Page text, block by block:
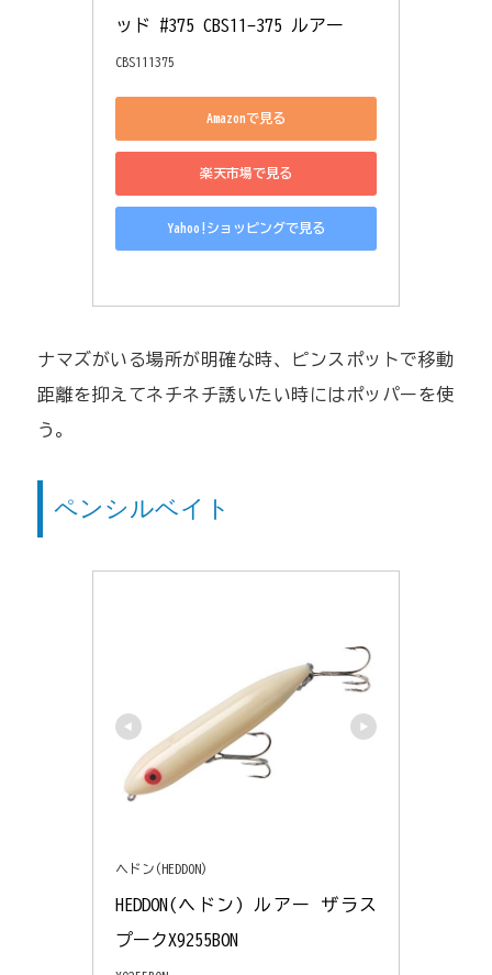
ッド #375 CBS11-375 ルアー
CBS111375
Amazonで見る
楽天市場で見る
Yahoo!ショッピングで見る
ナマズがいる場所が明確な時、ピンスポットで移動
距離を抑えてネチネチ誘いたい時にはポッパーを使
う。
ペンシルベイト
ヘドン(HEDDON)
HEDDON(ヘドン) ルアー ザラス
プークX9255BON